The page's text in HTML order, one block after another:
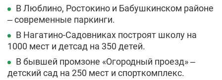
В Люблино, Ростокино и Бабушкинском районе
– современные паркинги.
В Нагатино-Садовниках построят школу на
1000 мест и детсад на 350 детей.
В бывшей промзоне «Огородный проезд» –
детский сад на 250 мест и спорткомплекс.